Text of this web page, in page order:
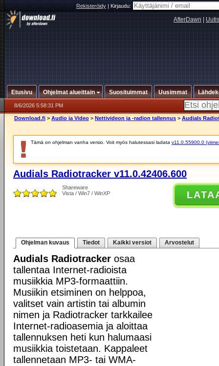
Rekisteröidy|Kirjaudu:
AfterDawn
Etusivu Ohjelmat alueittain Suosituimmat Uusimmat
8/6/2026 5:58:31 PM
Download.fi > Audio ja Video > Nettivideon ja -radion tallennus > Audials
Tämä on ohjelman vanha versio. Voit myös halutessasi ladata v11.0.55900.0
Audials Radiotracker v11.0.42406.600
Shareware
Vista / Win7 / WinXP
Ohjelman kuvaus Tiedot Kaikki versiot Arvostelut
Audials Radiotracker osaa
tallentaa Internet-radioista
musiikkia MP3-formaattiin.
Musiikin etsiminen on helppoa,
valitset vain artistin tai albumin
nimen ja Radiotracker tarkkailee
Internet-radioasemia ja aloittaa
tallennuksen heti kun halumaasi
musiikkia toistetaan. Kappaleet
tallennetaan MP3- tai WMA-